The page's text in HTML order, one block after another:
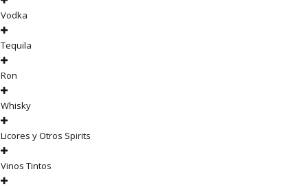
Vodka
Tequila
Ron
Whisky
Licores y Otros Spirits
Vinos Tintos